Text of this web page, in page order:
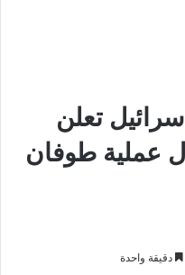
تعلن
عملية طوفان
دقيقة واحدة